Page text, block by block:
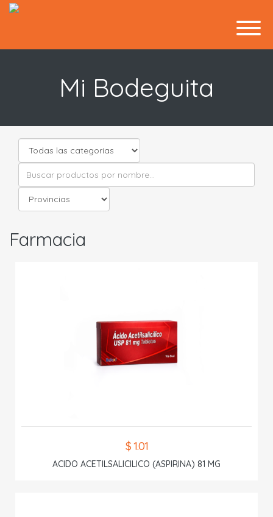
Mi Bodeguita
Farmacia
$ 1.01
ACIDO ACETILSALICILICO (ASPIRINA) 81 MG